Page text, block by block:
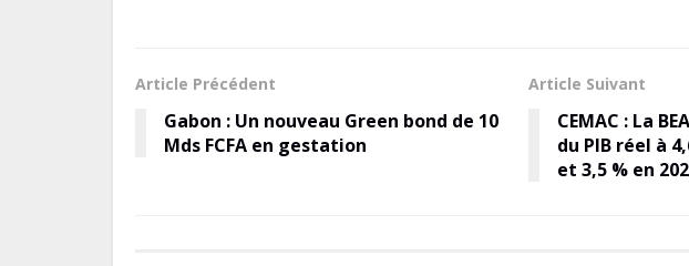
b
o
o
d
o
n
l
er
Article Précédent
Gabon : Un nouveau Green bond de 10
Mds FCFA en gestation
Article Suivant
CEMAC : La
du PIB réel à
et 3,5 % en